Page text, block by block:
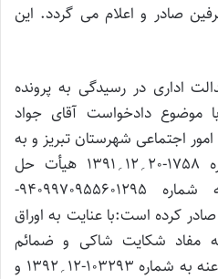
صادر و اعلام می گردد. این
عدالت اداری در رسیدگی به پرونده
شماره 9209980900027151 با موضوع دادخواست آقای جواد
اجتماعی شهرستان تبریز و به
خواسته نقض دادنامه شماره 1758-20؍12؍1391 هیأت حل
اختلاف به موجب دادنامه شماره 9409970955601295-
رأی صادر کرده است:با عنایت به اوراق
مفاد شکایت شاکی و ضمائم
پیوست و پاسخ اداره مشتکی عنه به شماره 103293-12؍1392 و